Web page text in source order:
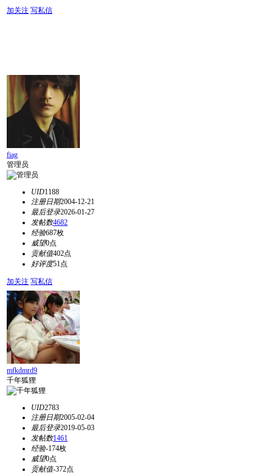
加关注 写私信
fiag
管理员
UID1188
注册日期2004-12-21
最后登录2026-01-27
发帖数4682
经验687枚
威望0点
贡献值402点
好评度51点
加关注 写私信
mfkdmrd9
千年狐狸
UID2783
注册日期2005-02-04
最后登录2019-05-03
发帖数1461
经验-174枚
威望0点
贡献值-372点